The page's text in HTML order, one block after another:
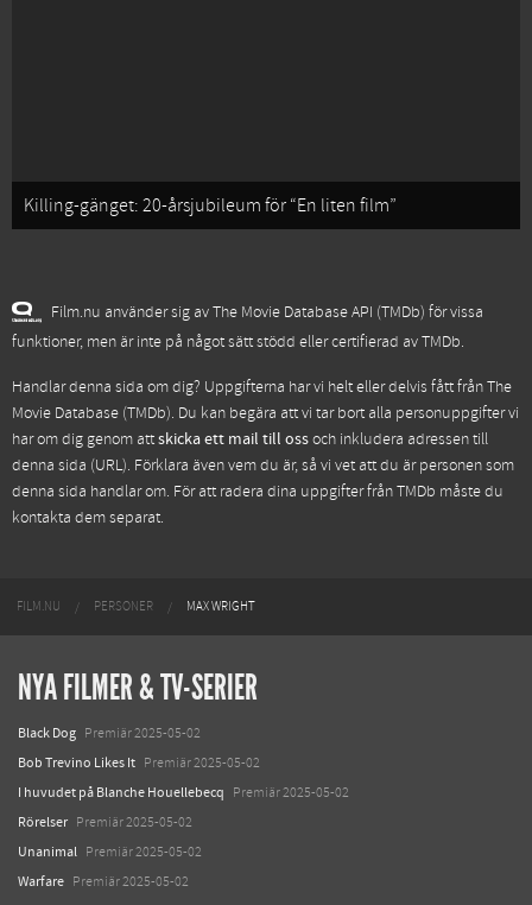
Killing-gänget: 20-årsjubileum för “En liten film”
Film.nu använder sig av The Movie Database API (TMDb) för vissa
funktioner, men är inte på något sätt stödd eller certifierad av TMDb.
Handlar denna sida om dig? Uppgifterna har vi helt eller delvis fått frånThe
Movie Database (TMDb). Du kan begära att vi tar bort alla personuppgifter vi
har om dig genom attskicka ett mail till ossoch inkludera adressen till
denna sida (URL). Förklara även vem du är, så vi vet att du är personen som
denna sida handlar om. För att radera dina uppgifter från TMDb måste du
kontakta dem separat.
FILM.NU PERSONER MAX WRIGHT
NYA FILMER & TV-SERIER
Black Dog Premiär 2025-05-02
Bob Trevino Likes It Premiär 2025-05-02
I huvudet på Blanche Houellebecq Premiär 2025-05-02
Rörelser Premiär 2025-05-02
Unanimal Premiär 2025-05-02
Warfare Premiär 2025-05-02